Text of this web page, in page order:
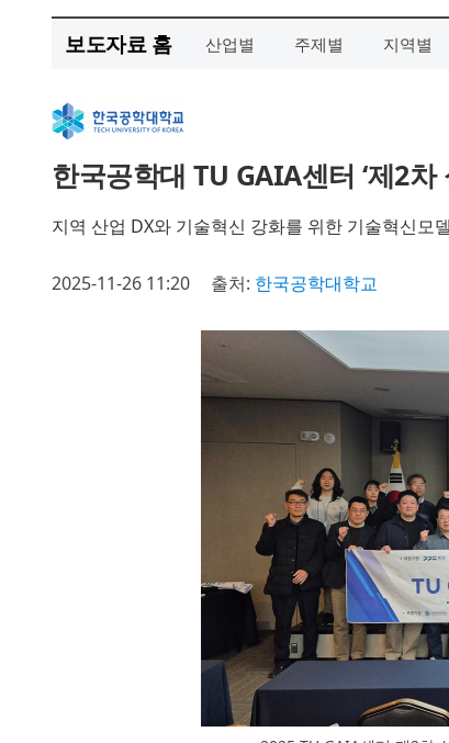
보도자료 홈 산업별 주제별 지역별
한국공학대 TU GAIA센터 ‘제2차
지역 산업 DX와 기술혁신 강화를 위한 기술혁신모
2025-11-26 11:20 출처: 한국공학대학교